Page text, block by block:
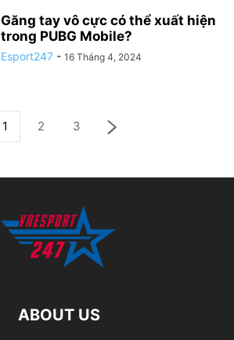
Găng tay vô cực có thể xuất hiện
trong PUBG Mobile?
Esport247 - 16 Tháng 4, 2024
1 2 3
ABOUT US